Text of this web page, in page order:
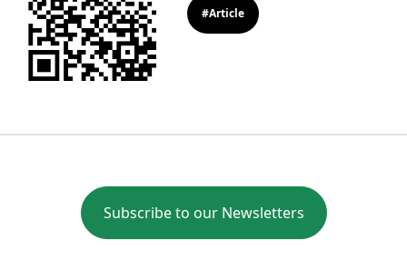
#Article
Subscribe to our Newsletters